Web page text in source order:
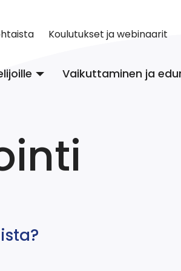
Vaikuttaminen ja
Koulutukset ja webinaarit